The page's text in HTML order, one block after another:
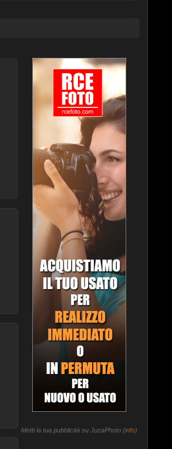
Metti la tua pubblicità su JuzaPhoto (info)